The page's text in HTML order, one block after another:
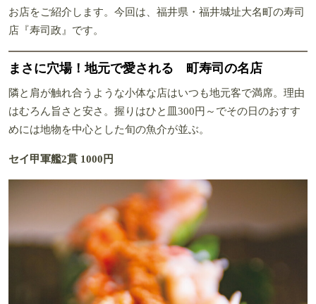
お店をご紹介します。今回は、福井県・福井城址大名町の寿司
店『寿司政』です。
まさに穴場！地元で愛される 町寿司の名店
隣と肩が触れ合うような小体な店はいつも地元客で満席。理由
はむろん旨さと安さ。握りはひと皿300円～でその日のおすす
めには地物を中心とした旬の魚介が並ぶ。
セイ甲軍艦2貫 1000円